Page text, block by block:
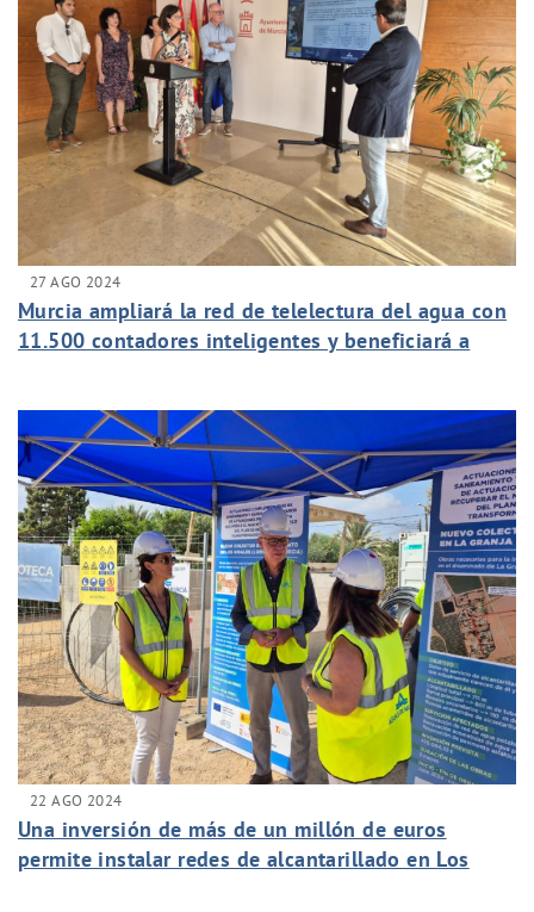
27 AGO 2024
Murcia ampliará la red de telelectura del agua con
11.500 contadores inteligentes y beneficiará a
22 AGO 2024
Una inversión de más de un millón de euros
permite instalar redes de alcantarillado en Los